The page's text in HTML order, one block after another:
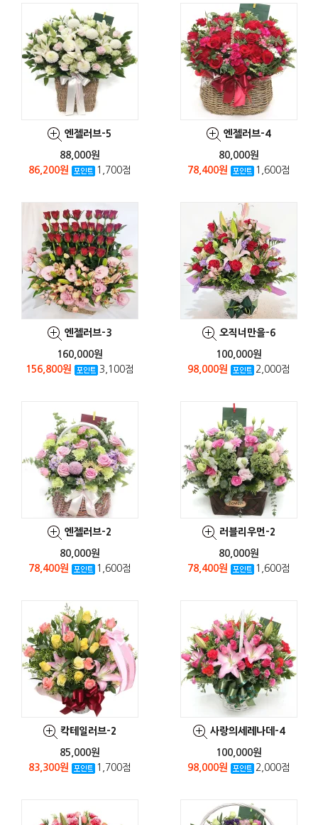
엔젤러브-5
88,000원
86,200원
1,700점
엔젤러브-4
80,000원
78,400원
1,600점
엔젤러브-3
160,000원
156,800원
3,100점
오직너만을-6
100,000원
98,000원
2,000점
엔젤러브-2
80,000원
78,400원
1,600점
러블리우먼-2
80,000원
78,400원
1,600점
칵테일러브-2
85,000원
83,300원
1,700점
사랑의세레나데-4
100,000원
98,000원
2,000점